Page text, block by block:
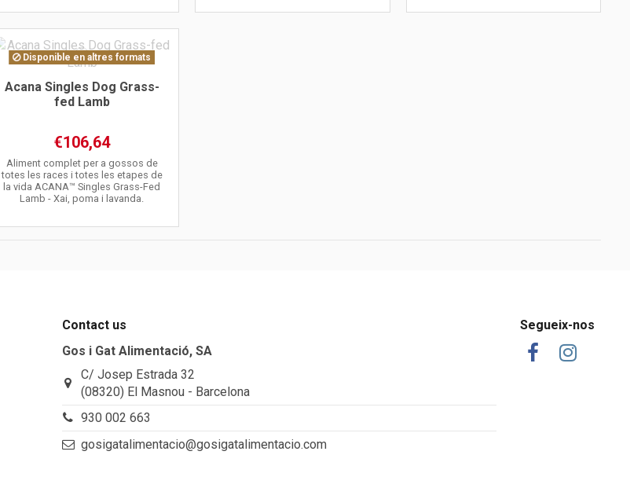
Disponible en altres formats
Acana Singles Dog Grass-
fed Lamb
€106,64
Aliment complet per a gossos de
totes les races i totes les etapes de
la vida ACANA™ Singles Grass-Fed
Lamb - Xai, poma i lavanda.
Contact us
Gos i Gat Alimentació, SA
C/ Josep Estrada 32
(08320) El Masnou - Barcelona
930 002 663
gosigatalimentacio@gosigatalimentacio.com
Segueix-nos